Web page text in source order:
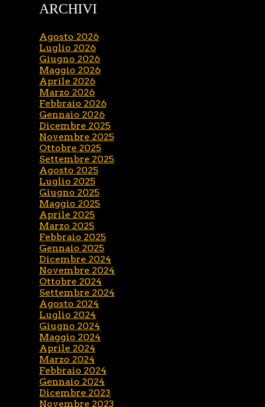
ARCHIVI
Agosto 2026
Luglio 2026
Giugno 2026
Maggio 2026
Aprile 2026
Marzo 2026
Febbraio 2026
Gennaio 2026
Dicembre 2025
Novembre 2025
Ottobre 2025
Settembre 2025
Agosto 2025
Luglio 2025
Giugno 2025
Maggio 2025
Aprile 2025
Marzo 2025
Febbraio 2025
Gennaio 2025
Dicembre 2024
Novembre 2024
Ottobre 2024
Settembre 2024
Agosto 2024
Luglio 2024
Giugno 2024
Maggio 2024
Aprile 2024
Marzo 2024
Febbraio 2024
Gennaio 2024
Dicembre 2023
Novembre 2023